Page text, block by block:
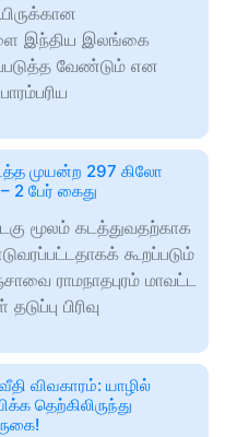
இந்திய இலங்கை
வேண்டும் என
முயன்ற 297 கிலோ
2 பேர் கைது
மூலம் கடத்துவதற்காக
கூறப்படும்
ராமநாதபுரம் மாவட்ட
பிரிவு
விவகாரம்: யாழில்
தெற்கிலிருந்து